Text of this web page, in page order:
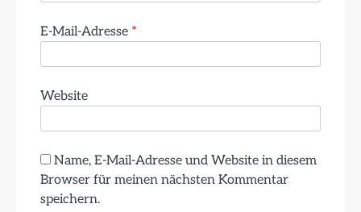
E-Mail-Adresse *
Website
Name, E-Mail-Adresse und Website in diesem
Browser für meinen nächsten Kommentar
speichern.